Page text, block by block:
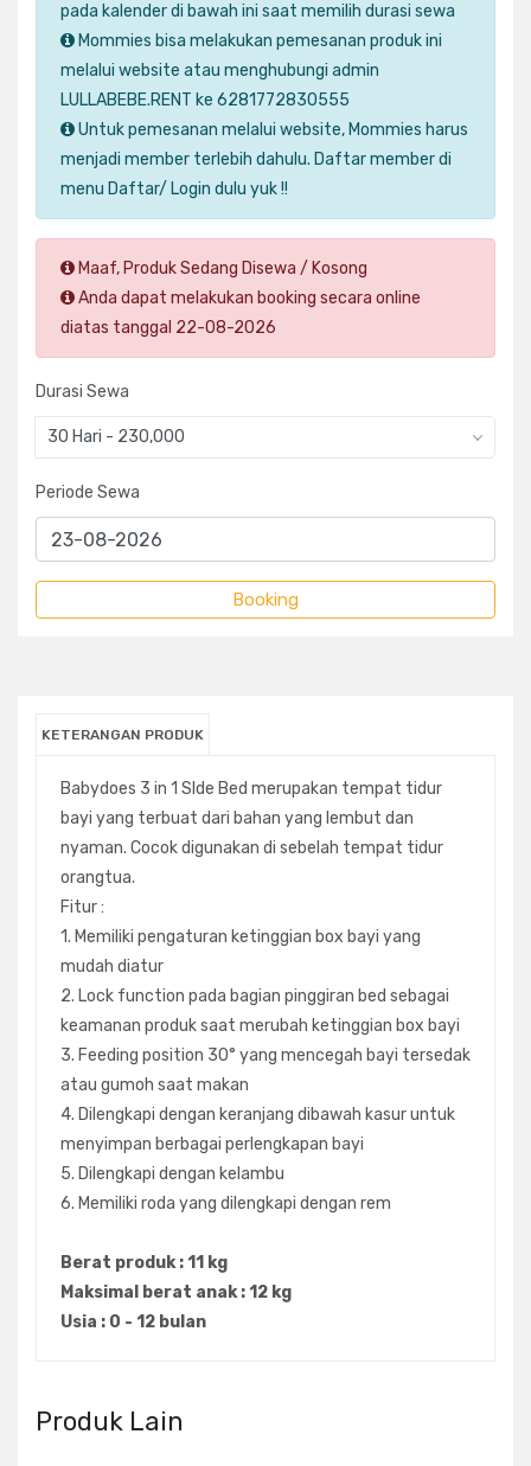
pada kalender di bawah ini saat memilih durasi sewa
Mommies bisa melakukan pemesanan produk ini
melalui website atau menghubungi admin
LULLABEBE.RENT ke 6281772830555
Untuk pemesanan melalui website, Mommies harus
menjadi member terlebih dahulu. Daftar member di
menu Daftar/ Login dulu yuk !!
Maaf, Produk Sedang Disewa / Kosong
Anda dapat melakukan booking secara online
diatas tanggal 22-08-2026
Durasi Sewa
30 Hari - 230,000
Periode Sewa
KETERANGAN PRODUK
Babydoes 3 in 1 SIde Bed merupakan tempat tidur
bayi yang terbuat dari bahan yang lembut dan
nyaman. Cocok digunakan di sebelah tempat tidur
orangtua.
Fitur :
1. Memiliki pengaturan ketinggian box bayi yang
mudah diatur
2. Lock function pada bagian pinggiran bed sebagai
keamanan produk saat merubah ketinggian box bayi
3. Feeding position 30° yang mencegah bayi tersedak
atau gumoh saat makan
4. Dilengkapi dengan keranjang dibawah kasur untuk
menyimpan berbagai perlengkapan bayi
5. Dilengkapi dengan kelambu
6. Memiliki roda yang dilengkapi dengan rem
Berat produk : 11 kg
Maksimal berat anak : 12 kg
Usia : 0 - 12 bulan
Produk Lain